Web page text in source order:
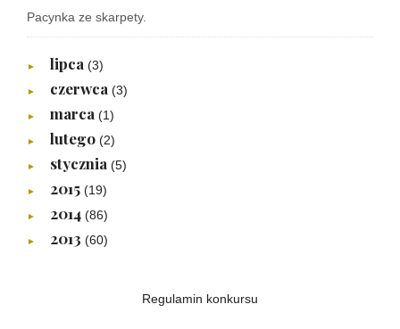
Pacynka ze skarpety.
► lipca (3)
► czerwca (3)
► marca (1)
► lutego (2)
► stycznia (5)
► 2015 (19)
► 2014 (86)
► 2013 (60)
Regulamin konkursu